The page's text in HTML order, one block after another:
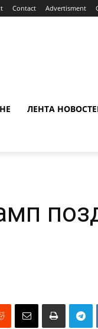
Contact Advertisment
ЛЕНТА